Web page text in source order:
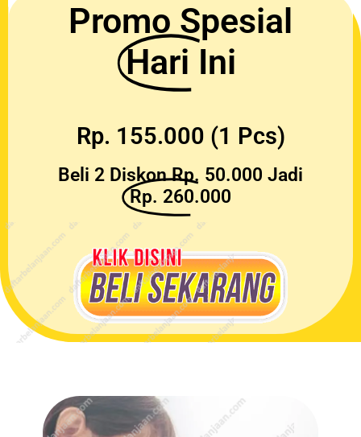
Promo Spesial
Hari Ini
Rp. 155.000 (1 Pcs)
Beli 2 Diskon Rp. 50.000 Jadi
Rp. 260.000